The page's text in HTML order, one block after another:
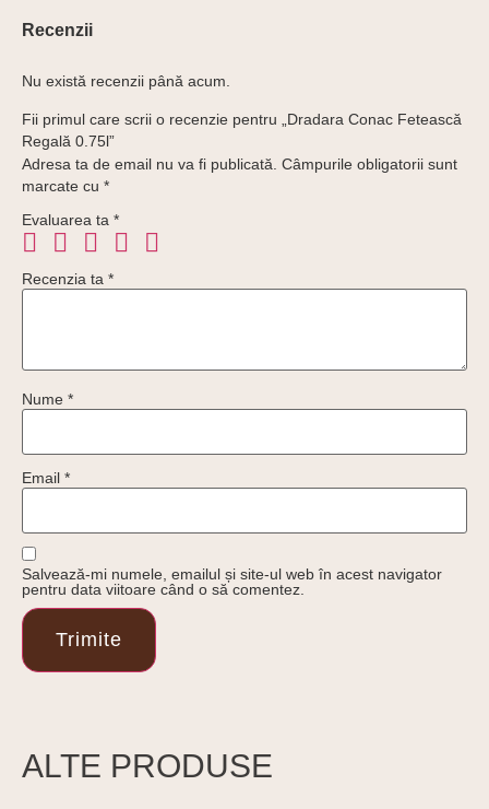
Recenzii
Nu există recenzii până acum.
Fii primul care scrii o recenzie pentru „Dradara Conac Fetească
Regală 0.75l”
Adresa ta de email nu va fi publicată. Câmpurile obligatorii sunt
marcate cu *
Evaluarea ta *
Recenzia ta *
Nume *
Email *
Salvează-mi numele, emailul și site-ul web în acest navigator
pentru data viitoare când o să comentez.
ALTE PRODUSE